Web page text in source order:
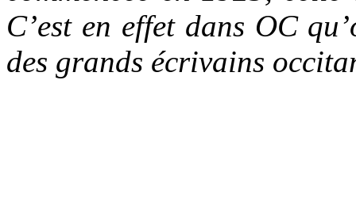
C’est en effet dans OC
des grands écrivains